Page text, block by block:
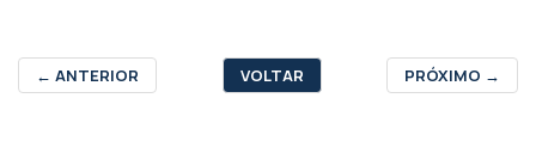
← ANTERIOR VOLTAR PRÓXIMO →